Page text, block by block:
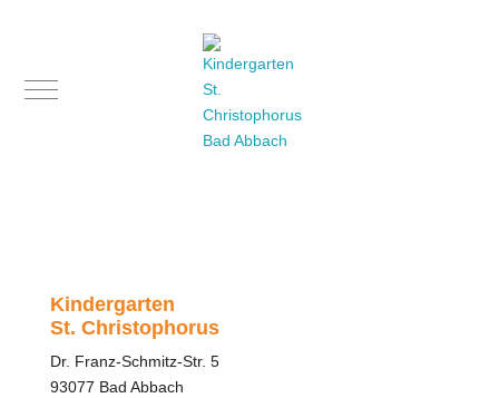
Mobile Menu Toggle
Kindergarten
St. Christophorus
Dr. Franz-Schmitz-Str. 5
93077 Bad Abbach